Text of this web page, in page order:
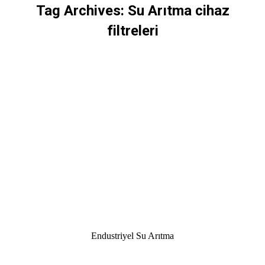
Tag Archives: Su Arıtma cihaz
filtreleri
Endustriyel Su Arıtma